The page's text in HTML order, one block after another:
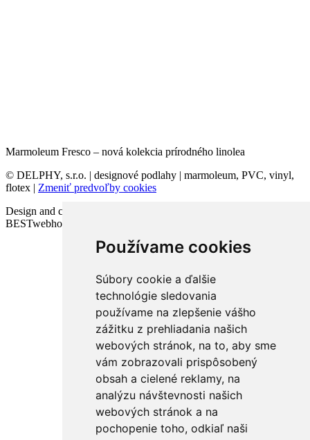
Používame cookies
Súbory cookie a ďalšie
technológie sledovania
používame na zlepšenie vášho
zážitku z prehliadania našich
webových stránok, na to, aby sme
vám zobrazovali prispôsobený
obsah a cielené reklamy, na
analýzu návštevnosti našich
webových stránok a na
pochopenie toho, odkiaľ naši
Marmoleum Fresco – nová kolekcia prírodného linolea
© DELPHY, s.r.o. | designové podlahy | marmoleum, PVC, vinyl,
flotex | Zmeniť predvoľby cookies
Design and code VICTORY-media.sk | Webhosting
BESTwebhosting.sk | 12.11.2025